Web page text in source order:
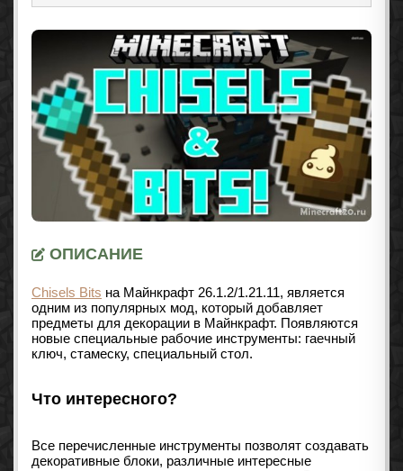
ОПИСАНИЕ
Chisels Bits на Майнкрафт 26.1.2/1.21.11, является
одним из популярных мод, который добавляет
предметы для декорации в Майнкрафт. Появляются
новые специальные рабочие инструменты: гаечный
ключ, стамеску, специальный стол.
Что интересного?
Все перечисленные инструменты позволят создавать
декоративные блоки, различные интересные